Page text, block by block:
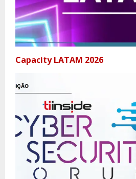
Capacity LATAM 2026